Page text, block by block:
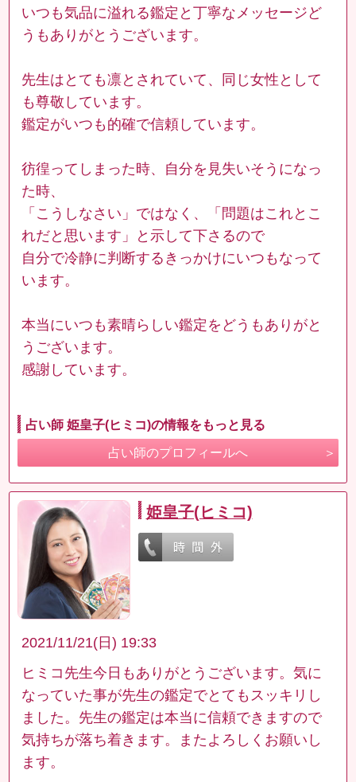
いつも気品に溢れる鑑定と丁寧なメッセージど
うもありがとうございます。
先生はとても凛とされていて、同じ女性として
も尊敬しています。
鑑定がいつも的確で信頼しています。
彷徨ってしまった時、自分を見失いそうになっ
た時、
「こうしなさい」ではなく、「問題はこれとこ
れだと思います」と示して下さるので
自分で冷静に判断するきっかけにいつもなって
います。
本当にいつも素晴らしい鑑定をどうもありがと
うございます。
感謝しています。
占い師 姫皇子(ヒミコ)の情報をもっと見る
占い師のプロフィールへ
姫皇子(ヒミコ)
2021/11/21(日) 19:33
ヒミコ先生今日もありがとうございます。気に
なっていた事が先生の鑑定でとてもスッキリし
ました。先生の鑑定は本当に信頼できますので
気持ちが落ち着きます。またよろしくお願いし
ます。